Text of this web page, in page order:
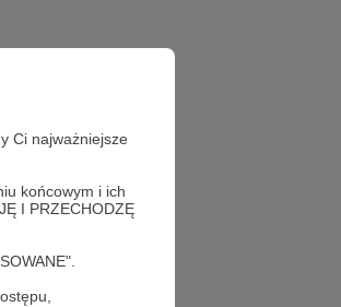
Ci najważniejsze
końcowym i ich
I PRZECHODZĘ